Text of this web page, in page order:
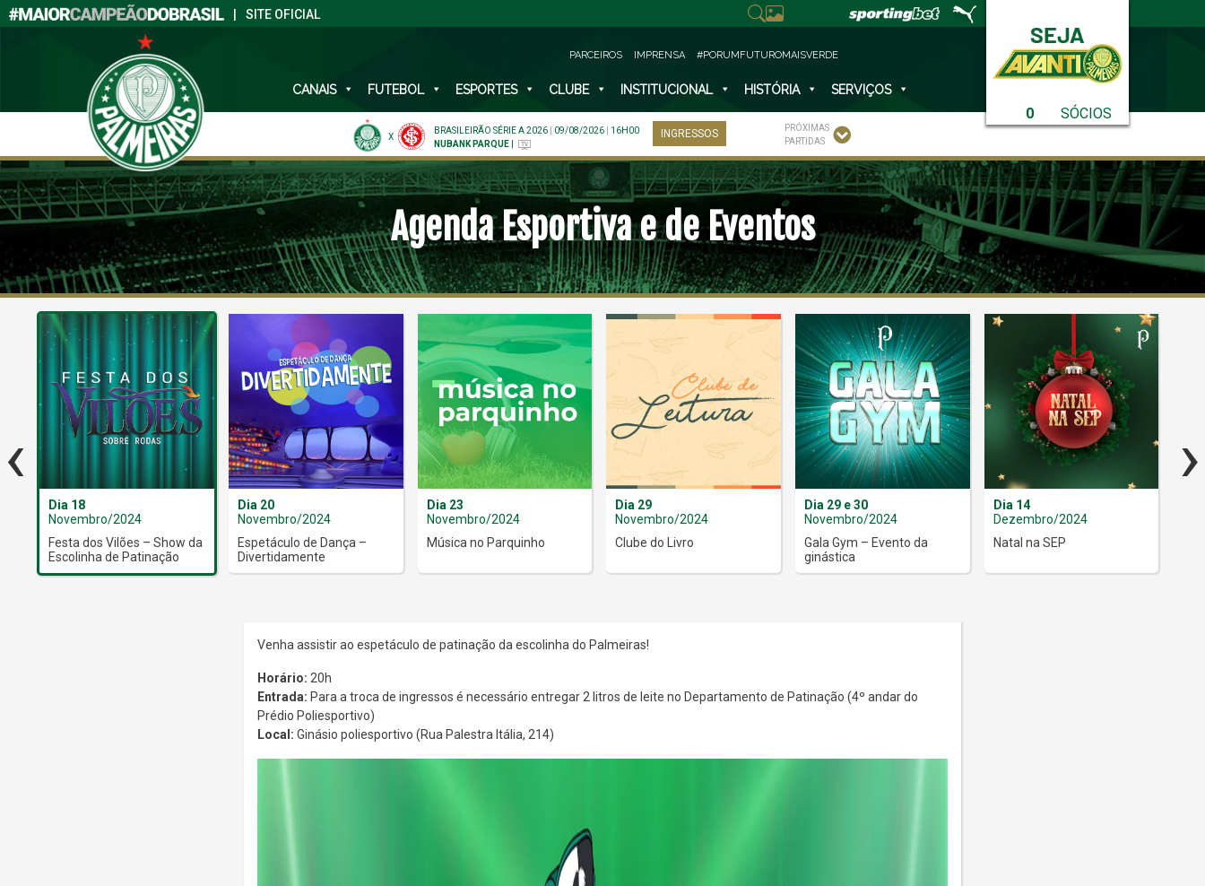
SITE OFICIAL
0 SÓCIOS
PARCEIROS IMPRENSA #PORUMFUTUROMAISVERDE
CANAIS FUTEBOL ESPORTES CLUBE INSTITUCIONAL HISTÓRIA SERVIÇOS
X
BRASILEIRÃO SÉRIE A 2026 09/08/2026
16H00
NUBANK PARQUE
INGRESSOS
PRÓXIMAS
PARTIDAS
Agenda Esportiva e de Eventos
Dia 18
Novembro/2024
Festa dos Vilões – Show da
Escolinha de Patinação
Dia 20
Novembro/2024
Espetáculo de Dança –
Divertidamente
Dia 23
Novembro/2024
Música no Parquinho
Dia 29
Novembro/2024
Clube do Livro
Dia 29 e 30
Novembro/2024
Gala Gym – Evento da
ginástica
Dia 14
Dezembro/2024
Natal na SEP
‹ ›
Venha assistir ao espetáculo de patinação da escolinha do Palmeiras!
Horário: 20h
Entrada: Para a troca de ingressos é necessário entregar 2 litros de leite no Departamento de Patinação (4º andar do
Prédio Poliesportivo)
Local: Ginásio poliesportivo (Rua Palestra Itália, 214)